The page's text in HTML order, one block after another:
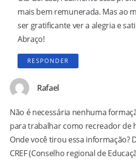
mais bem remunerada. Mas ao
ser gratificante ver a alegria e
Abraço!
RESPONDER
Rafael
Não é necessária nenhuma
para trabalhar como recreador de
Onde você tirou essa informação?
CREF (Conselho regional de